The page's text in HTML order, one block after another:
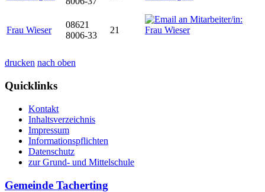
Frau Wieser
08621
8006-33
21
drucken nach oben
Quicklinks
Kontakt
Inhaltsverzeichnis
Impressum
Informationspflichten
Datenschutz
zur Grund- und Mittelschule
Gemeinde Tacherting